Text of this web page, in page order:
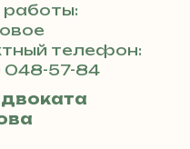
работы:
телефон:
048-57-84